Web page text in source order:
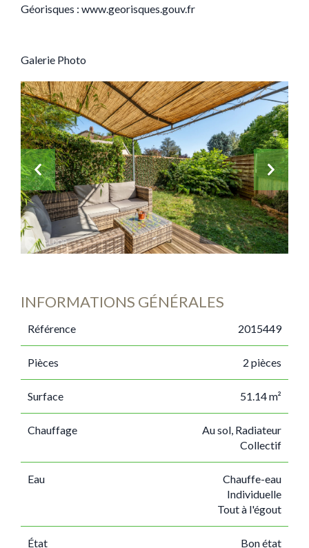
Géorisques : www.georisques.gouv.fr
Galerie Photo
INFORMATIONS GÉNÉRALES
Référence 2015449
Pièces 2 pièces
Surface 51.14 m²
Chauffage
Au sol, Radiateur
Collectif
Eau
Chauffe-eau
Individuelle
Tout à l'égout
État Bon état